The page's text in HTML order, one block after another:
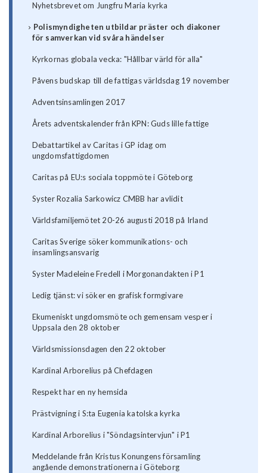
Nyhetsbrevet om Jungfru Maria kyrka
Polismyndigheten utbildar präster och diakoner
för samverkan vid svåra händelser
Kyrkornas globala vecka: "Hållbar värld för alla"
Påvens budskap till de fattigas världsdag 19 november
Adventsinsamlingen 2017
Årets adventskalender från KPN: Guds lille fattige
Debattartikel av Caritas i GP idag om
ungdomsfattigdomen
Caritas på EU:s sociala toppmöte i Göteborg
Syster Rozalia Sarkowicz CMBB har avlidit
Världsfamiljemötet 20-26 augusti 2018 på Irland
Caritas Sverige söker kommunikations- och
insamlingsansvarig
Syster Madeleine Fredell i Morgonandakten i P1
Ledig tjänst: vi söker en grafisk formgivare
Ekumeniskt ungdomsmöte och gemensam vesper i
Uppsala den 28 oktober
Världsmissionsdagen den 22 oktober
Kardinal Arborelius på Chefdagen
Respekt har en ny hemsida
Prästvigning i S:ta Eugenia katolska kyrka
Kardinal Arborelius i "Söndagsintervjun" i P1
Meddelande från Kristus Konungens församling
angående demonstrationerna i Göteborg